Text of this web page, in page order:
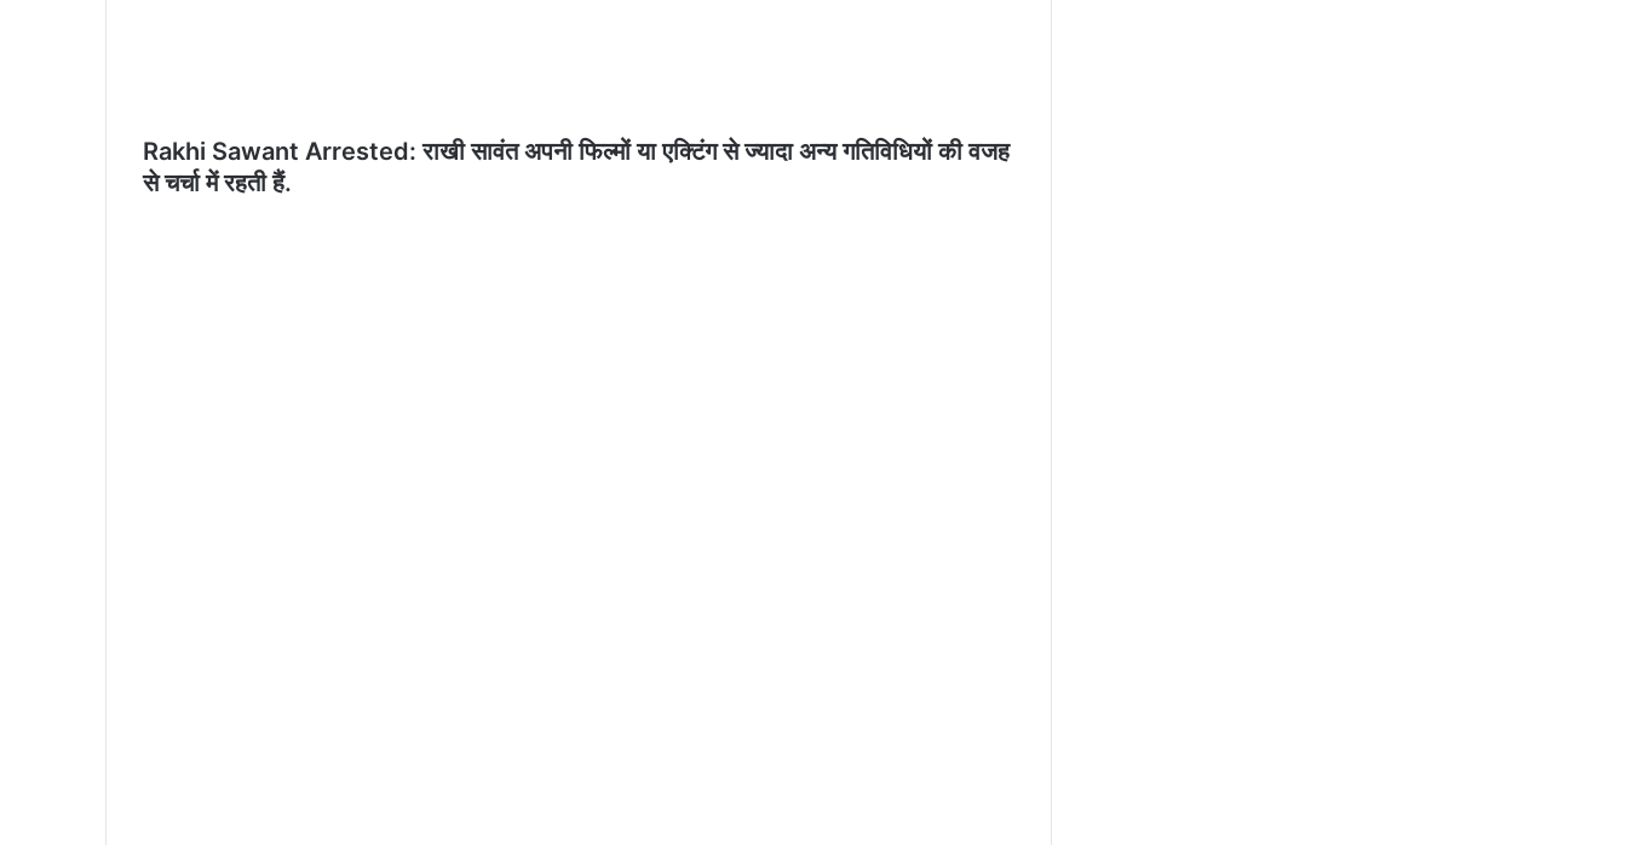
Rakhi Sawant Arrested: राखी सावंत अपनी फिल्मों या एक्टिंग से ज्यादा अन्य गतिविधियों की वजह
से चर्चा में रहती हैं.